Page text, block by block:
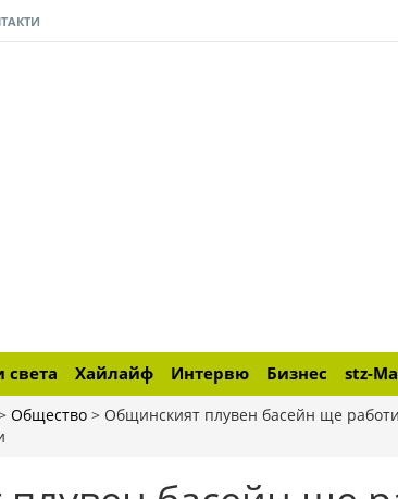
света Хайлайф Интервю Бизнес stz-
Общество > Общинският плувен басейн ще